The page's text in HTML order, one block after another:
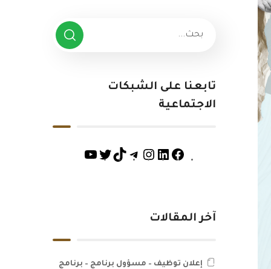
تابعنا على الشبكات
الاجتماعية
آخر المقالات
إعلان توظيف – مسؤول برنامج – برنامج